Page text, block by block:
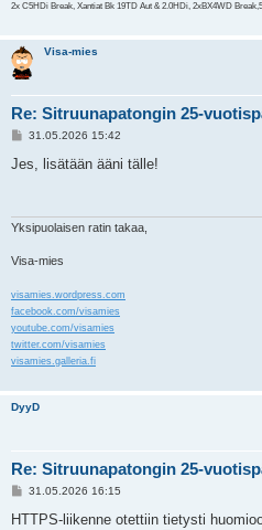
2x C5HDi Break, Xantiat Bk 19TD Aut & 2.0HDi, 2xBX4WD
Visa-mies
Re: Sitruunapatongin 25-
V
e
31.05.2026 15:42
Jes, lisätään ääni tälle!
Yksipuolaisen ratin takaa,
Visa-mies
visamies.wordpress.com
facebook.com/visamies
youtube.com/visamies
twitter.com/visamies
visamies.galleria.fi
DyyD
Re: Sitruunapatongin 25-
V
e
31.05.2026 16:15
HTTPS-liikenne otettiin tietysti